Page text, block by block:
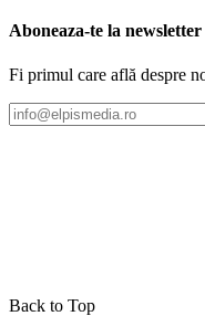
Aboneaza-te la newsletter
Fi primul care află despre
Back to Top